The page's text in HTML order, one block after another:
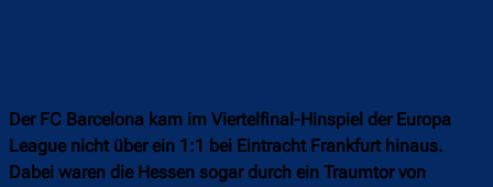
Der FC Barcelona kam im Viertelfinal-Hinspiel der Europa
League nicht über ein 1:1 bei Eintracht Frankfurt hinaus.
Dabei waren die Hessen sogar durch ein Traumtor von